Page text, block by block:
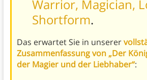
Warrior, Magician,
Shortform.
Das erwartet Sie in unserer
Zusammenfassung von „Der
der Magier und der Liebhaber“: